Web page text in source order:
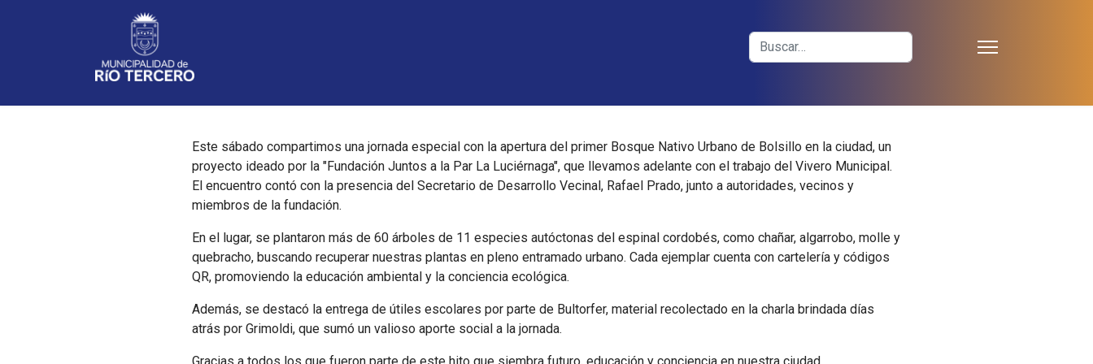
Buscar
Este sábado compartimos una jornada especial con la apertura del primer Bosque Nativo Urbano de Bolsillo en la ciudad, un
proyecto ideado por la "Fundación Juntos a la Par La Luciérnaga", que llevamos adelante con el trabajo del Vivero Municipal.
El encuentro contó con la presencia del Secretario de Desarrollo Vecinal, Rafael Prado, junto a autoridades, vecinos y
miembros de la fundación.
En el lugar, se plantaron más de 60 árboles de 11 especies autóctonas del espinal cordobés, como chañar, algarrobo, molle y
quebracho, buscando recuperar nuestras plantas en pleno entramado urbano. Cada ejemplar cuenta con cartelería y códigos
QR, promoviendo la educación ambiental y la conciencia ecológica.
Además, se destacó la entrega de útiles escolares por parte de Bultorfer, material recolectado en la charla brindada días
atrás por Grimoldi, que sumó un valioso aporte social a la jornada.